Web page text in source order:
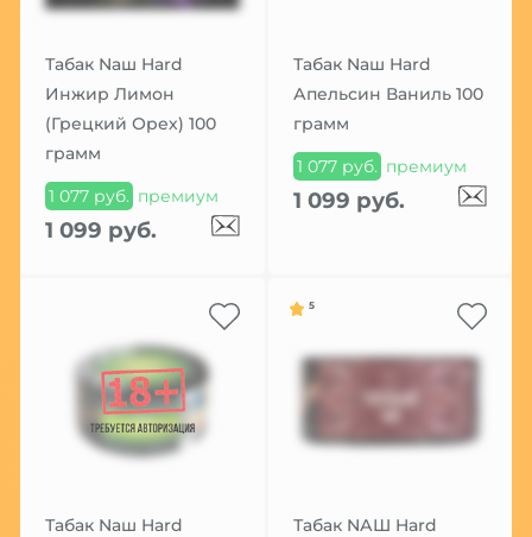
Табак Nаш Hard
Инжир Лимон
(Грецкий Орех) 100
грамм
1 077 руб. премиум
1 099 руб.
Табак Nаш Hard
Апельсин Ваниль 100
грамм
1 077 руб. премиум
1 099 руб.
Табак Nаш Hard
5
Табак NАШ Hard